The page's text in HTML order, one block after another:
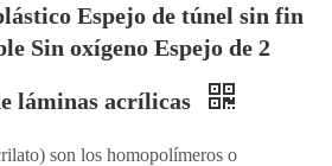
Espejo de túnel sin fin
Sin oxígeno Espejo de 2
láminas acrílicas
son los homopolímeros o